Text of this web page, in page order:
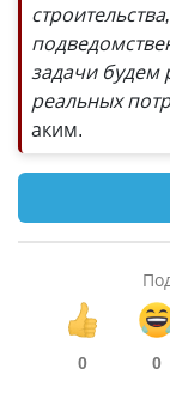
задачи будем
реальных
аким.
0 0